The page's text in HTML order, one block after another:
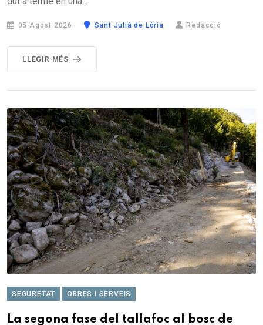
05 Agost 2026 Sant Julià de Lòria Redacció
LLEGIR MÉS
SEGURETAT OBRES I SERVEIS
La segona fase del tallafoc al bosc de